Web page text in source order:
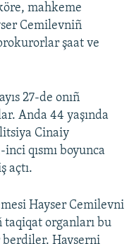
mahkeme
Cemilevniñ
şaat ve
27-de onıñ
Anda 44 yaşında
Cinaiy
qısmı boyunca
açtı.
Hayser Cemilevni
taqiqat organları bu
berdiler. Hayserni